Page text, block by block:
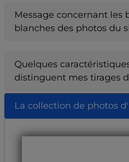
Message concernant les
blanches des photos du
Quelques
distinguent mes tirages
La collection de photos